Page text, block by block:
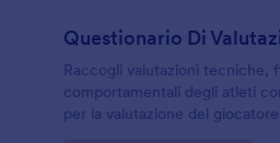
Raccogli valutazioni tecniche,
comportamentali degli atleti
per la valutazione del